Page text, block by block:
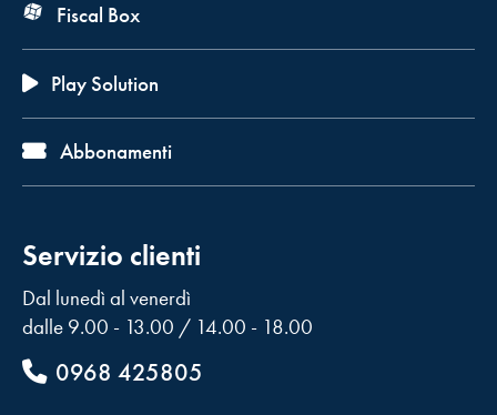
Fiscal Box
Play Solution
Abbonamenti
Servizio clienti
Dal lunedì al venerdì
dalle 9.00 - 13.00 / 14.00 - 18.00
0968 425805